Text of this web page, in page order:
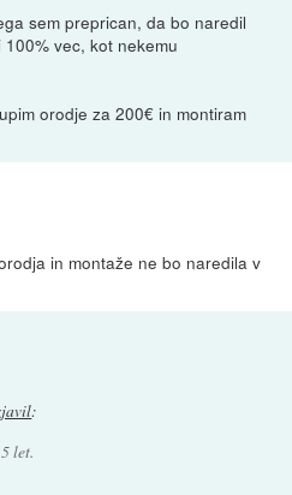
sem preprican, da bo naredil
vec, kot nekemu
orodje za 200€ in montiram
in montaže ne bo naredila v
:
let.